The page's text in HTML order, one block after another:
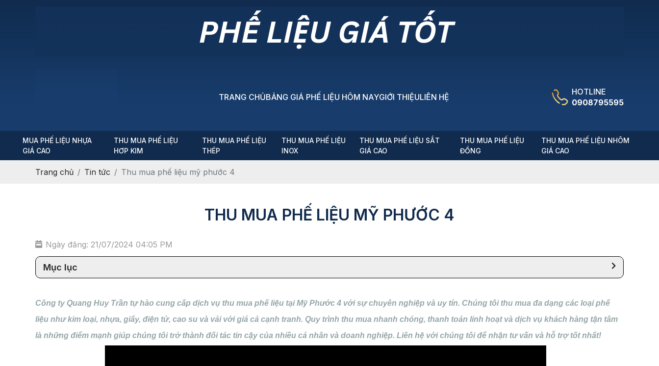
TRANG CHỦBẢNG GIÁ PHẾ LIỆU HÔM NAYGIỚI THIỆULIÊN HỆ
HOTLINE
0908795595
MUA PHẾ LIỆU NHỰA
GIÁ CAO
THU MUA PHẾ LIỆU
HƠP KIM
THU MUA PHẾ LIỆU
THÉP
THU MUA PHẾ LIỆU
INOX
THU MUA PHẾ LIỆU SẮT
GIÁ CAO
THU MUA PHẾ LIỆU
ĐỒNG
THU MUA PHẾ LIỆU NHÔM
GIÁ CAO
Trang chủ Tin tức Thu mua phế liệu mỹ phước 4
THU MUA PHẾ LIỆU MỸ PHƯỚC 4
Ngày đăng: 21/07/2024 04:05 PM
Mục lục
Công ty Quang Huy Trần tự hào cung cấp dịch vụ thu mua phế liệu tại Mỹ Phước 4 với sự chuyên nghiệp và uy tín. Chúng tôi thu mua đa dạng các loại phế
liệu như kim loại, nhựa, giấy, điện tử, cao su và vải với giá cả cạnh tranh. Quy trình thu mua nhanh chóng, thanh toán linh hoạt và dịch vụ khách hàng tận tâm
là những điểm mạnh giúp chúng tôi trở thành đối tác tin cậy của nhiều cá nhân và doanh nghiệp. Liên hệ với chúng tôi để nhận tư vấn và hỗ trợ tốt nhất!